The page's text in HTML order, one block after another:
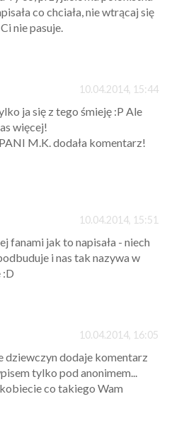
co chciała, nie wtrącaj się
nie pasuje.
10.04.2014, 15:44
ja się z tego śmieję :P Ale
więcej!
M.K. dodała komentarz!
10.04.2014, 15:51
fanami jak to napisała - niech
i nas tak nazywa w
:D
10.04.2014, 16:05
dziewczyn dodaje komentarz
tylko pod anonimem...
co takiego Wam